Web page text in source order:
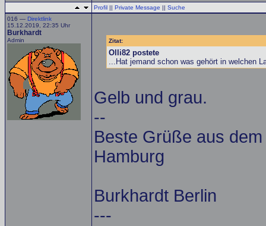
Profil || Private Message || Suche
016 — Direktlink
15.12.2019, 22:35 Uhr
Burkhardt
Admin Zitat:
Olli82 postete
...Hat jemand schon was gehört in welchen
Gelb und grau.
--
Beste Grüße aus
Hamburg
Burkhardt Berlin
---